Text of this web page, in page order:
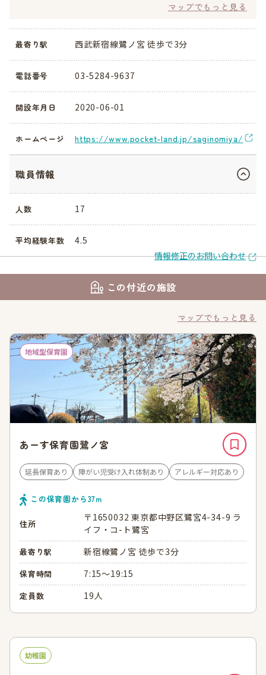
マップでもっと見る
最寄り駅 西武新宿線鷺ノ宮 徒歩で3分
電話番号 03-5284-9637
開設年月日 2020-06-01
ホームページ https://www.pocket-land.jp/saginomiya/
職員情報
人数 17
平均経験年数
4.5
情報修正のお問い合わせ
この付近の施設
マップでもっと見る
地域型保育園
あーす保育園鷺ノ宮
延長保育あり 障がい児受け入れ体制あり アレルギー対応あり
この保育園から37ｍ
住所
〒1650032 東京都中野区鷺宮4-34-9 ラ
イフ・コ-ト鷺宮
最寄り駅 新宿線鷺ノ宮 徒歩で3分
保育時間 7:15～19:15
定員数 19人
幼稚園